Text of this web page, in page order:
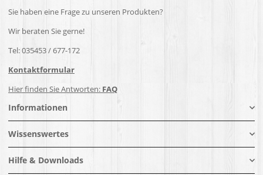
Sie haben eine Frage zu unseren Produkten?
Wir beraten Sie gerne!
Tel: 035453 / 677-172
Kontaktformular
Hier finden Sie Antworten: FAQ
Informationen
Wissenswertes
Hilfe & Downloads